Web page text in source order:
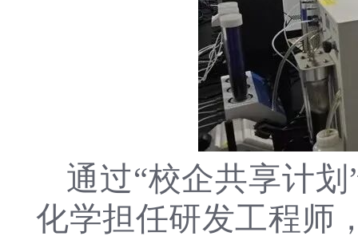
通过“校企共享计
化学担任研发工程师